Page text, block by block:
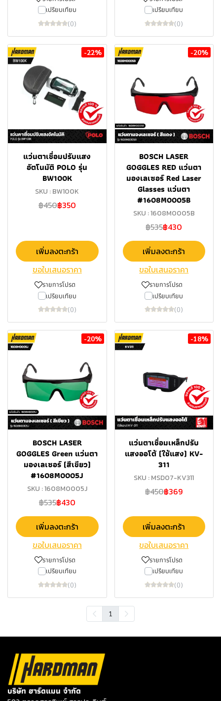
เปรียบเทียบ
(0)
เปรียบเทียบ
(0)
-22%
แว่นตาเชื่อมปรับแสง
อัตโนมัติ POLO รุ่น
BW100K
SKU : BW100K
฿450฿350
เพิ่มลงตะกร้า
ขอใบเสนอราคา
รายการโปรด
เปรียบเทียบ
(0)
-20%
BOSCH LASER
GOGGLES RED แว่นตา
มองเลเซอร์ Red Laser
Glasses แว่นตา
#1608M0005B
SKU : 1608M0005B
฿535฿430
เพิ่มลงตะกร้า
ขอใบเสนอราคา
รายการโปรด
เปรียบเทียบ
(0)
-20%
BOSCH LASER
GOGGLES Green แว่นตา
มองเลเซอร์ (สีเขียว)
#1608M0005J
SKU : 1608M0005J
฿535฿430
เพิ่มลงตะกร้า
ขอใบเสนอราคา
รายการโปรด
เปรียบเทียบ
(0)
-18%
แว่นตาเชื่อมเหล็กปรับ
แสงออโต้ (ใช้แสง) KV-
311
SKU : MSD07-KV311
฿450฿369
เพิ่มลงตะกร้า
ขอใบเสนอราคา
รายการโปรด
เปรียบเทียบ
(0)
1
บริษัท ฮาร์ดแมน จำกัด